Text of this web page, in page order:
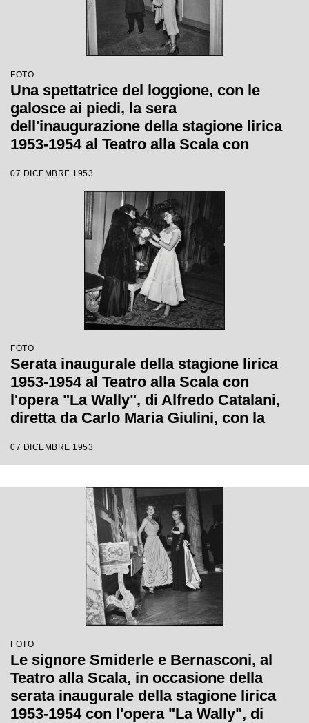
FOTO
Una spettatrice del loggione, con le
galosce ai piedi, la sera
dell'inaugurazione della stagione lirica
1953-1954 al Teatro alla Scala con
diretta da Carlo Maria Giulini
07 DICEMBRE 1953
FOTO
Serata inaugurale della stagione lirica
1953-1954 al Teatro alla Scala con
l'opera "La Wally", di Alfredo Catalani,
diretta da Carlo Maria Giulini, con la
07 DICEMBRE 1953
FOTO
Le signore Smiderle e Bernasconi, al
Teatro alla Scala, in occasione della
serata inaugurale della stagione lirica
1953-1954 con l'opera "La Wally", di